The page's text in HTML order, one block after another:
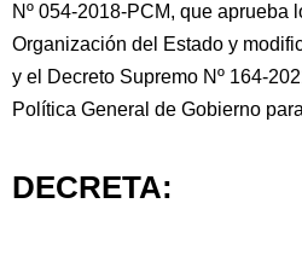
Nº 054-2018-PCM, que aprueba
Organización del Estado y
y el Decreto Supremo Nº 164-
Política General de Gobierno
DECRETA: